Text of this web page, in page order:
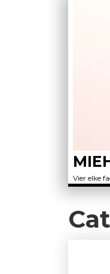
Vier elke